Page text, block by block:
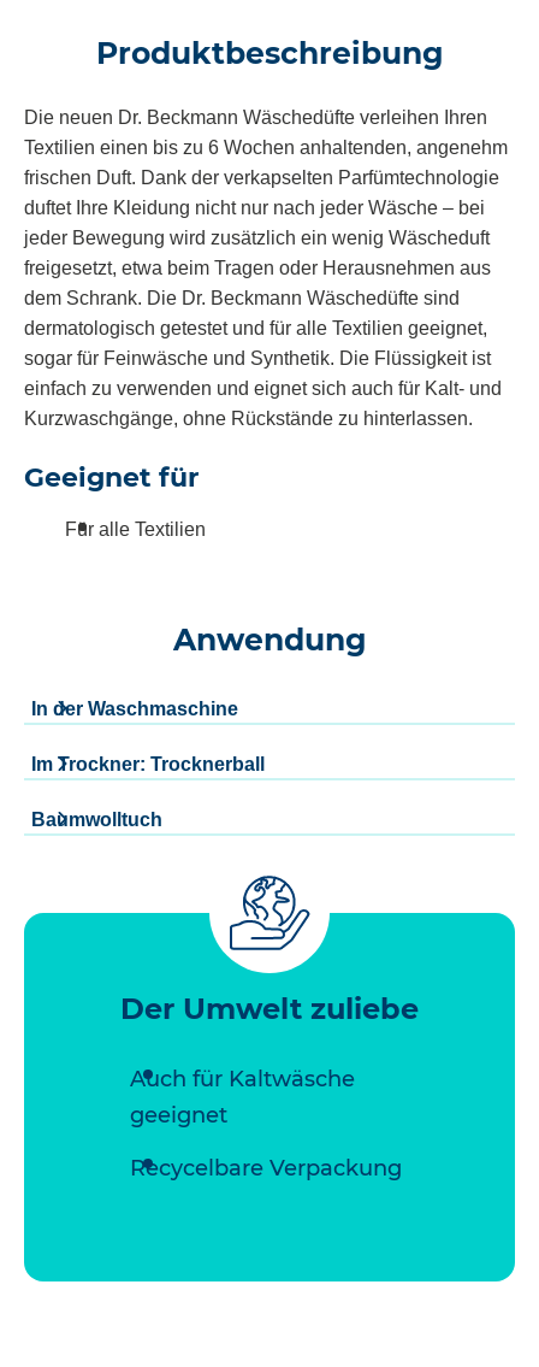
Produktbeschreibung
Die neuen Dr. Beckmann Wäschedüfte verleihen Ihren
Textilien einen bis zu 6 Wochen anhaltenden, angenehm
frischen Duft. Dank der verkapselten Parfümtechnologie
duftet Ihre Kleidung nicht nur nach jeder Wäsche – bei
jeder Bewegung wird zusätzlich ein wenig Wäscheduft
freigesetzt, etwa beim Tragen oder Herausnehmen aus
dem Schrank. Die Dr. Beckmann Wäschedüfte sind
dermatologisch getestet und für alle Textilien geeignet,
sogar für Feinwäsche und Synthetik. Die Flüssigkeit ist
einfach zu verwenden und eignet sich auch für Kalt- und
Kurzwaschgänge, ohne Rückstände zu hinterlassen.
Geeignet für
Für alle Textilien
Anwendung
In der Waschmaschine
Im Trockner: Trocknerball
Baumwolltuch
Der Umwelt zuliebe
Auch für Kaltwäsche
geeignet
Recycelbare Verpackung